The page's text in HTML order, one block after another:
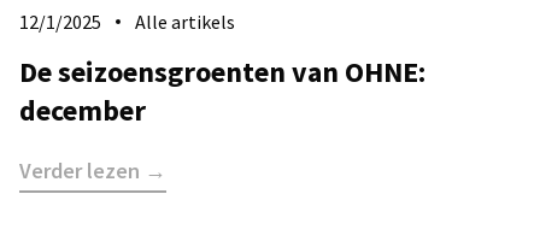
12/1/2025 Alle artikels
De seizoensgroenten van OHNE:
december
Verder lezen →